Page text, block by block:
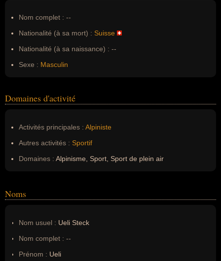
Nom complet : --
Nationalité (à sa mort) : Suisse
Nationalité (à sa naissance) : --
Sexe : Masculin
Domaines d'activité
Activités principales : Alpiniste
Autres activités : Sportif
Domaines : Alpinisme, Sport, Sport de plein air
Noms
Nom usuel : Ueli Steck
Nom complet : --
Prénom : Ueli